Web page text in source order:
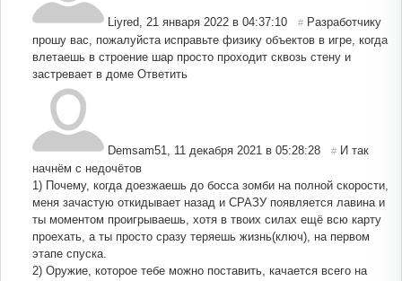
Liyred 21 января 2022 в 04:37:10 # Разработчику
прошу вас, пожалуйста исправьте физику объектов в игре, когда
влетаешь в строение шар просто проходит сквозь стену и
застревает в доме Ответить
Demsam51 11 декабря 2021 в 05:28:28 # И так
начнём с недочётов
1) Почему, когда доезжаешь до босса зомби на полной скорости,
меня зачастую откидывает назад и СРАЗУ появляется лавина и
ты моментом проигрываешь, хотя в твоих силах ещё всю карту
проехать, а ты просто сразу теряешь жизнь(ключ), на первом
этапе спуска.
2) Оружие, которое тебе можно поставить, качается всего на